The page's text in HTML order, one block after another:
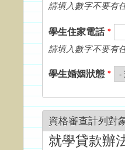
請填入數字不要有
學生住家電話 *
請填入數字不要有
學生婚姻狀態 *
資格審查計列對
就學貸款辦